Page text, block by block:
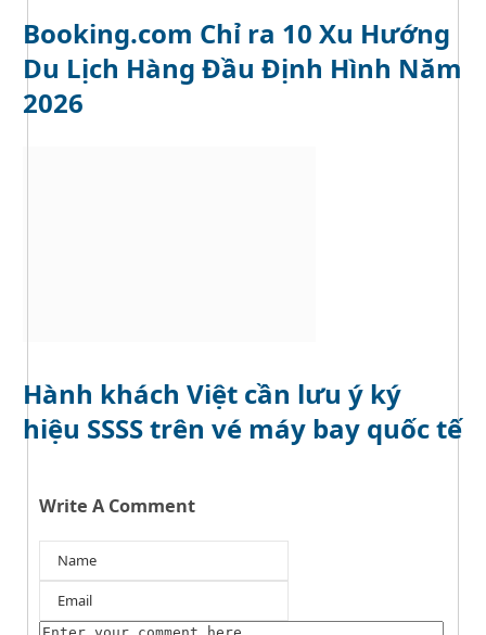
Booking.com Chỉ ra 10 Xu Hướng
Du Lịch Hàng Đầu Định Hình Năm
2026
Hành khách Việt cần lưu ý ký
hiệu SSSS trên vé máy bay quốc tế
Write A Comment